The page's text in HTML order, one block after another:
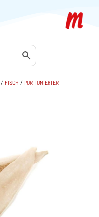
/ FISCH / PORTIONIERTER